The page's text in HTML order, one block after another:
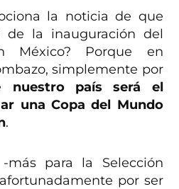
la noticia de que
de la inauguración del
México? Porque en
simplemente por
nuestro país será el
una Copa del Mundo
.
para la Selección
por ser